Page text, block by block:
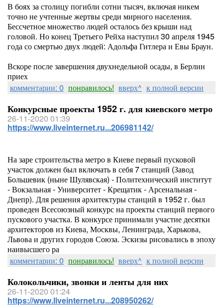
В боях за столицу погибли сотни тысяч, включая никем
точно не учтенные жертвы среди мирного населения.
Бессчетное множество людей осталось без крыши над
головой. Но конец Третьего Рейха наступил 30 апреля 1945
года со смертью двух людей: Адольфа Гитлера и Евы Браун.
Вскоре после завершения двухнедельной осады, в Берлин
приех
комментарии: 0 понравилось! вверх^ к полной версии
Конкурсные проекты 1952 г. для киевского метро
26-11-2020 01:39
https://www.liveinternet.ru...206981142/
На заре строительства метро в Киеве первый пусковой
участок должен был включать в себя 7 станций (Завод
Большевик (ныне Шулявская) - Политехнический институт
- Вокзальная - Университет - Крещатик - Арсенальная -
Днепр). Для решения архитектуры станций в 1952 г. был
проведен Всесоюзный конкурс на проекты станций первого
пускового участка. В конкурсе принимали участие десятки
архитекторов из Киева, Москвы, Ленинграда, Харькова,
Львова и других городов Союза. Эскизы рисовались в эпоху
наивысшего ра
комментарии: 0 понравилось! вверх^ к полной версии
Колокольчики, звонки и ленты для них
26-11-2020 01:24
https://www.liveinternet.ru...208950262/